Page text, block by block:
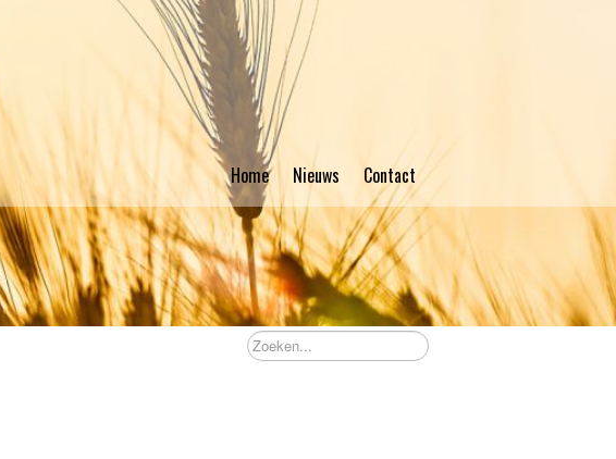
Home Nieuws Contact